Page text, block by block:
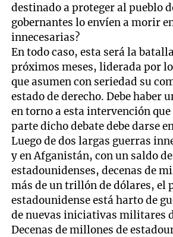
destinado a proteger al pueblo
gobernantes lo envíen a morir
innecesarias?
En todo caso, esta será la
próximos meses, liderada por
que asumen con seriedad su
estado de derecho. Debe haber
en torno a esta intervención
parte dicho debate debe darse
Luego de dos largas guerras
y en Afganistán, con un saldo
estadounidenses, decenas de
más de un trillón de dólares, el
estadounidense está harto de
de nuevas iniciativas militares
Decenas de millones de